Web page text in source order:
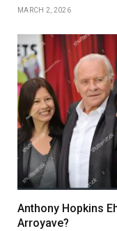
MARCH 2, 2026
Anthony Hopkins
Arroyave?